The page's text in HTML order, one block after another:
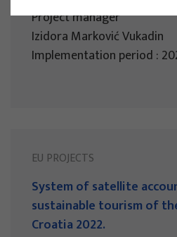
Project manager
Izidora Marković Vukadin
Implementation period :
EU PROJECTS
System of satellite
sustainable tourism of
Croatia 2022.